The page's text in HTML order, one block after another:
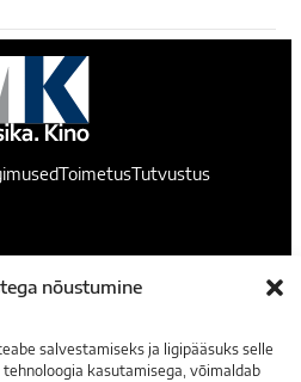
nõustumine
salvestamiseks ja ligipääsuks selle
kasutamisega, võimaldab
ToimetusTutvustus